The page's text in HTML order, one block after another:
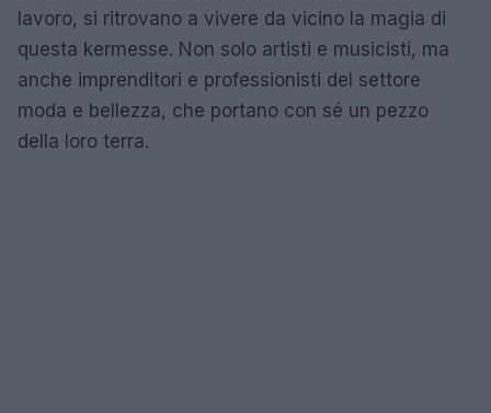
lavoro, si ritrovano a vivere da vicino la magia di
questa kermesse. Non solo artisti e musicisti, ma
anche imprenditori e professionisti del settore
moda e bellezza, che portano con sé un pezzo
della loro terra.